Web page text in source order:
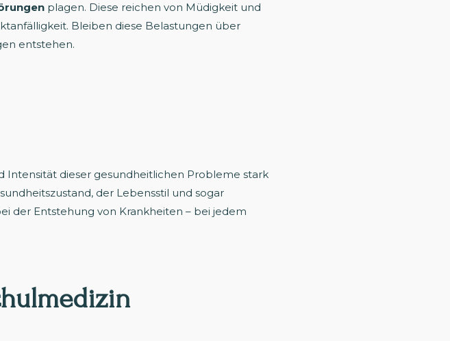
plagen. Diese reichen von Müdigkeit und
Bleiben diese Belastungen über
entstehen.
Intensität dieser gesundheitlichen Probleme stark
der Lebensstil und sogar
der Entstehung von Krankheiten – bei jedem